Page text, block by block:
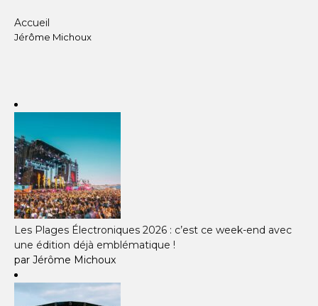
Accueil
Jérôme Michoux
Les Plages Électroniques 2026 : c’est ce week-end avec
une édition déjà emblématique !
par Jérôme Michoux